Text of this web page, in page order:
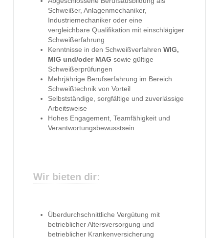
Schweißer, Anlagenmechaniker,
Industriemechaniker oder eine
vergleichbare Qualifikation mit einschlägiger
Schweißerfahrung
Kenntnisse in den SchweißverfahrenWIG,
MIG und/oder MAG sowie gültige
Schweißerprüfungen
Mehrjährige Berufserfahrung im Bereich
Schweißtechnik von Vorteil
Selbstständige, sorgfältige und zuverlässige
Arbeitsweise
Hohes Engagement, Teamfähigkeit und
Verantwortungsbewusstsein
Wir bieten dir:
Überdurchschnittliche Vergütung mit
betrieblicher Altersversorgung und
betrieblicher Krankenversicherung